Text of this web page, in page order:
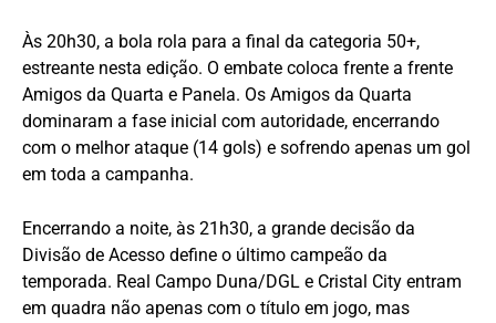
Às 20h30, a bola rola para a final da categoria 50+,
estreante nesta edição. O embate coloca frente a frente
Amigos da Quarta e Panela. Os Amigos da Quarta
dominaram a fase inicial com autoridade, encerrando
com o melhor ataque (14 gols) e sofrendo apenas um gol
em toda a campanha.
Encerrando a noite, às 21h30, a grande decisão da
Divisão de Acesso define o último campeão da
temporada. Real Campo Duna/DGL e Cristal City entram
em quadra não apenas com o título em jogo, mas